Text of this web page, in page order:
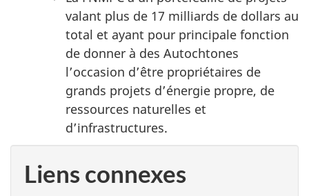
valant plus de 17 milliards de dollars au
total et ayant pour principale fonction
de donner à des Autochtones
l’occasion d’être propriétaires de
grands projets d’énergie propre, de
ressources naturelles et
d’infrastructures.
Liens connexes